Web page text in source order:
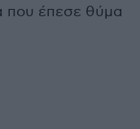
που έπεσε θύμα